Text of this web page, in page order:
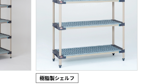
樹脂製シェルフ